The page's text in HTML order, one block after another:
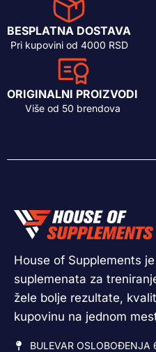
BESPLATNA DOSTAVA
Pri kupovini od 4000 RSD
ORIGINALNI PROIZVODI
Više od 50 brendova
House of Supplements
suplemenata za
žele bolje rezultate,
kupovinu na jednom
BULEVAR OSLOBOĐENJA